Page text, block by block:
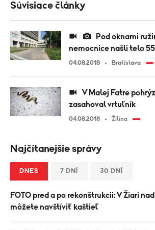
Súvisiace články
nemocnice našli telo
04.08.2018 Bratislava
zasahoval vrtuľník
04.08.2018 Žilina
Najčítanejšie správy
DNES 7 DNÍ 30 DNÍ
FOTO pred a po rekonštrukcii: V Žiari
môžete navštíviť kaštieľ